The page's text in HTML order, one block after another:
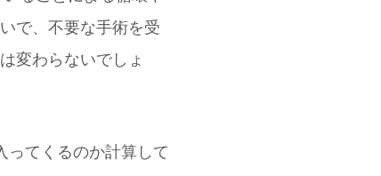
で、不要な手術を受
変わらないでしょ
ってくるのか計算して